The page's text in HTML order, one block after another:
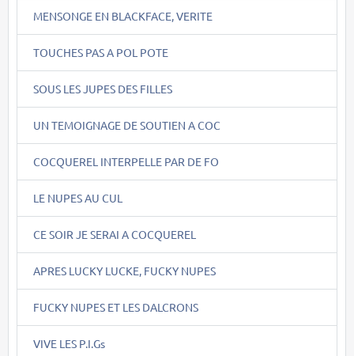
MENSONGE EN BLACKFACE, VERITE
TOUCHES PAS A POL POTE
SOUS LES JUPES DES FILLES
UN TEMOIGNAGE DE SOUTIEN A COC
COCQUEREL INTERPELLE PAR DE FO
LE NUPES AU CUL
CE SOIR JE SERAI A COCQUEREL
APRES LUCKY LUCKE, FUCKY NUPES
FUCKY NUPES ET LES DALCRONS
VIVE LES P.I.Gs